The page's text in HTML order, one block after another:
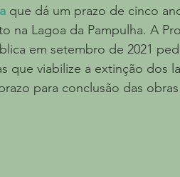
que dá um prazo de cinco
na Lagoa da Pampulha. A
em setembro de 2021
que viabilize a extinção dos
para conclusão das